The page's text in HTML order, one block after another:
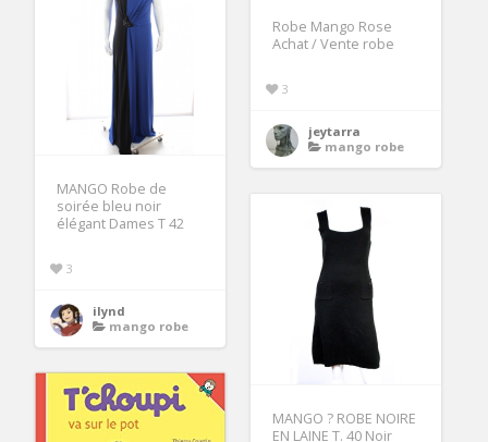
Robe Mango Rose
Achat / Vente robe
3
jeytarra
mango robe
MANGO Robe de
soirée bleu noir
élégant Dames T 42
3
ilynd
mango robe
MANGO ? ROBE NOIRE
EN LAINE T. 40 Noir